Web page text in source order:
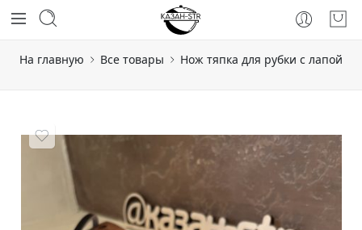
На главную Все товары Нож тяпка для рубки с лапой